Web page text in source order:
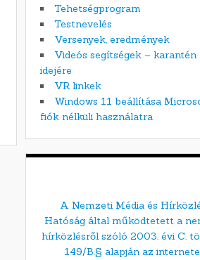
Tehetségprogram
Testnevelés
Versenyek, eredmények
Videós segítségek – karantén
idejére
VR linkek
Windows 11 beállítása
fiók nélküli használatra
A Nemzeti Média és
Hatóság által működtetett a
hírközlésről szóló 2003. évi C.
149/B.§ alapján az